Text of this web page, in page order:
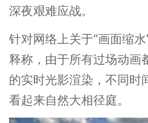
深夜艰难应战。
针对网络上关于“画面缩
释称，由于所有过场动画
的实时光影渲染，不同时
看起来自然大相径庭。